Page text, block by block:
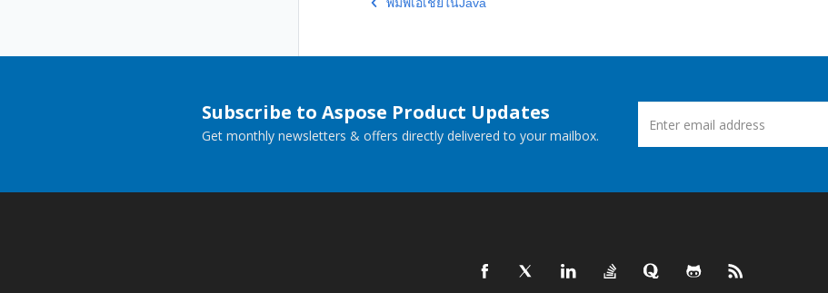
Subscribe to Aspose Product Updates
Get monthly newsletters & offers directly delivered to your mailbox.